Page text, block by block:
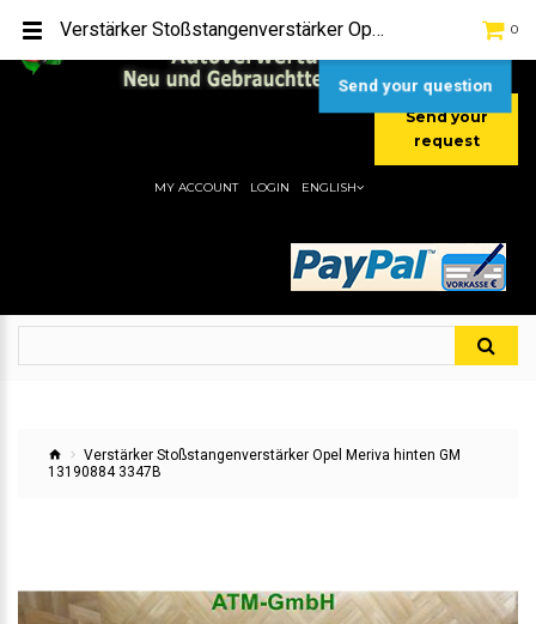
[+49] (0) 2232-5205
[+49] (0) 177 / 4080033
Send your
request
0
MY ACCOUNT LOGIN ENGLISH
Verstärker Stoßstangenverstärker Opel Meriva hinten GM
13190884 3347B
Verstärker Stoßstangenverstärker Opel Meriva hinten GM 13190884 3347B
Send your question